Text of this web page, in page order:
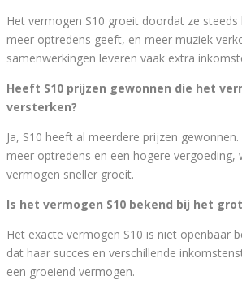
Het vermogen S10 groeit doordat ze
meer optredens geeft, en meer muziek
samenwerkingen leveren vaak extra
Heeft S10 prijzen gewonnen die het
versterken?
Ja, S10 heeft al meerdere prijzen
meer optredens en een hogere vergoeding,
vermogen sneller groeit.
Is het vermogen S10 bekend bij het
Het exacte vermogen S10 is niet openbaar
dat haar succes en verschillende
een groeiend vermogen.